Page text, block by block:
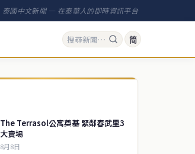
泰國中文新聞 — 在泰華人的即時資訊平台
简
The Terrasol公寓奠基 緊鄰春武里3
大賣場
8月8日